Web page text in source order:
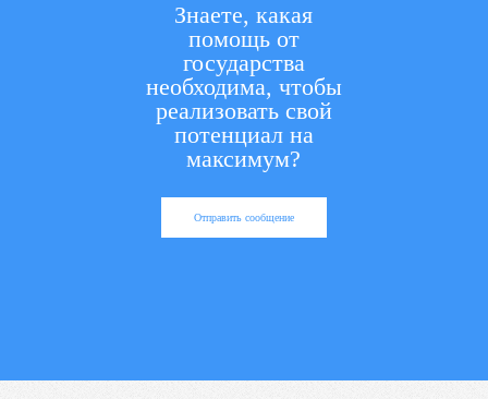
Знаете, какая
помощь от
государства
необходима, чтобы
реализовать свой
потенциал на
максимум?
Отправить сообщение